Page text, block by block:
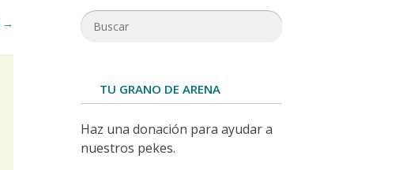
→
TU GRANO DE ARENA
Haz una donación para ayudar a
nuestros pekes.